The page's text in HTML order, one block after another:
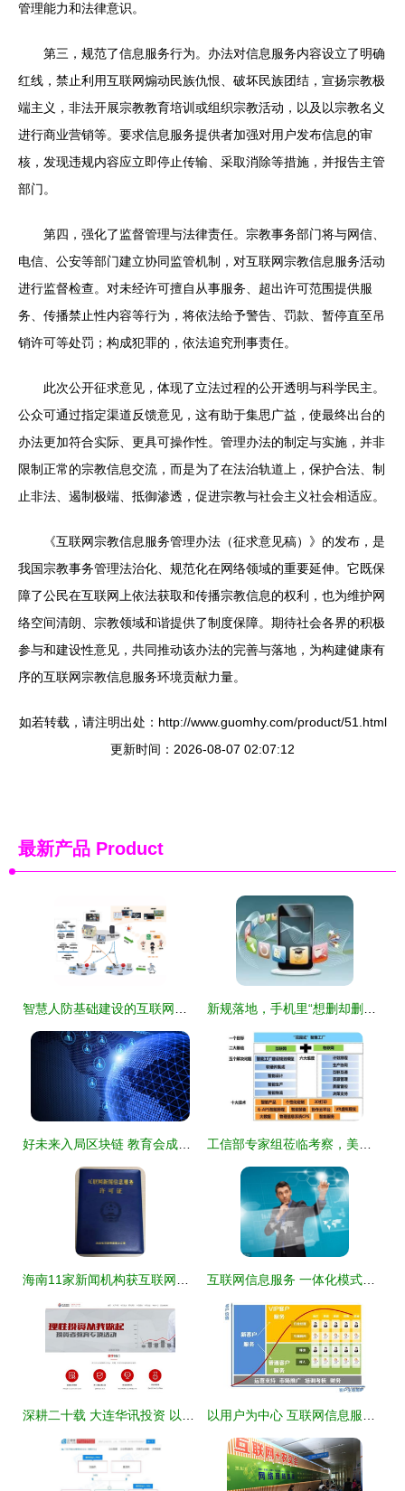
管理能力和法律意识。
第三，规范了信息服务行为。办法对信息服务内容设立了明确
红线，禁止利用互联网煽动民族仇恨、破坏民族团结，宣扬宗教极
端主义，非法开展宗教教育培训或组织宗教活动，以及以宗教名义
进行商业营销等。要求信息服务提供者加强对用户发布信息的审
核，发现违规内容应立即停止传输、采取消除等措施，并报告主管
部门。
第四，强化了监督管理与法律责任。宗教事务部门将与网信、
电信、公安等部门建立协同监管机制，对互联网宗教信息服务活动
进行监督检查。对未经许可擅自从事服务、超出许可范围提供服
务、传播禁止性内容等行为，将依法给予警告、罚款、暂停直至吊
销许可等处罚；构成犯罪的，依法追究刑事责任。
此次公开征求意见，体现了立法过程的公开透明与科学民主。
公众可通过指定渠道反馈意见，这有助于集思广益，使最终出台的
办法更加符合实际、更具可操作性。管理办法的制定与实施，并非
限制正常的宗教信息交流，而是为了在法治轨道上，保护合法、制
止非法、遏制极端、抵御渗透，促进宗教与社会主义社会相适应。
《互联网宗教信息服务管理办法（征求意见稿）》的发布，是
我国宗教事务管理法治化、规范化在网络领域的重要延伸。它既保
障了公民在互联网上依法获取和传播宗教信息的权利，也为维护网
络空间清朗、宗教领域和谐提供了制度保障。期待社会各界的积极
参与和建设性意见，共同推动该办法的完善与落地，为构建健康有
序的互联网宗教信息服务环境贡献力量。
如若转载，请注明出处：http://www.guomhy.com/product/51.html
更新时间：2026-08-07 02:07:12
最新产品 Product